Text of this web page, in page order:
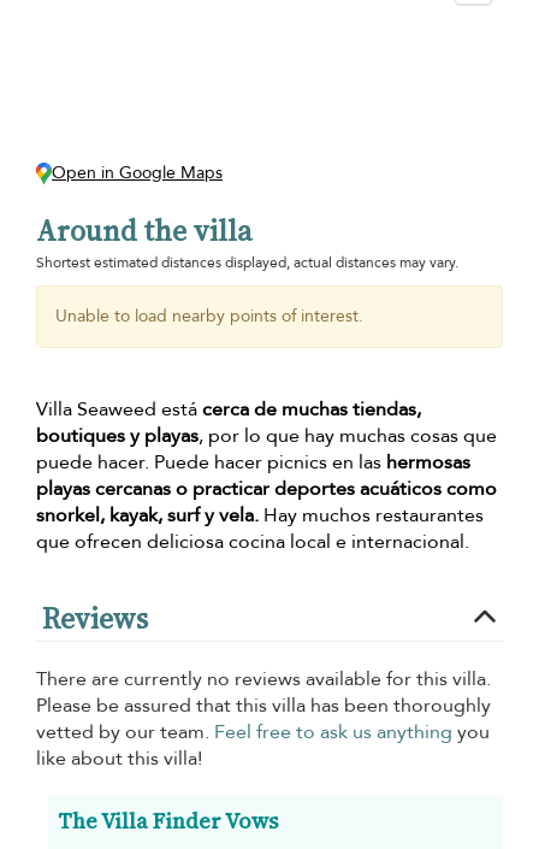
Open in Google Maps
Around the villa
Shortest estimated distances displayed, actual distances may vary.
Unable to load nearby points of interest.
Villa Seaweed estácerca de muchas tiendas,
boutiques y playas, por lo que hay muchas cosas que
puede hacer. Puede hacer picnics en las hermosas
playas cercanas o practicar deportes acuáticos como
snorkel, kayak, surf y vela. Hay muchos restaurantes
que ofrecen deliciosa cocina local e internacional.
Reviews
There are currently no reviews available for this villa.
Please be assured that this villa has been thoroughly
vetted by our team. Feel free to ask us anything you
like about this villa!
The Villa Finder Vows